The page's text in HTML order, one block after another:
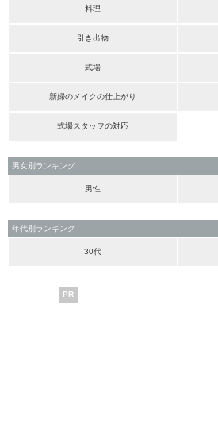
料理
引き出物
式場
新婦のメイクの仕上がり
式場スタッフの対応
男女別ランキング
男性
年代別ランキング
30代
PR